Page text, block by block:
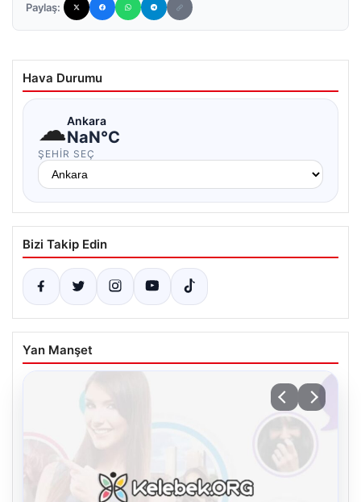
Paylaş:
Hava Durumu
☁Ankara
NaN°C
ŞEHIR SEÇ
Bizi Takip Edin
Yan Manşet